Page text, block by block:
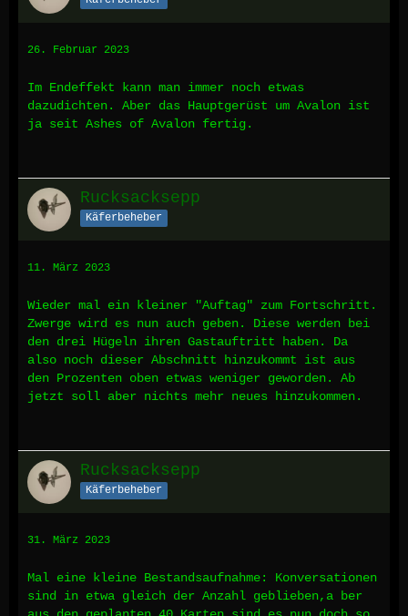
26. Februar 2023
Im Endeffekt kann man immer noch etwas
dazudichten. Aber das Hauptgerüst um Avalon ist
ja seit Ashes of Avalon fertig.
Rucksacksepp
Käferbeheber
11. März 2023
Wieder mal ein kleiner "Auftag" zum Fortschritt.
Zwerge wird es nun auch geben. Diese werden bei
den drei Hügeln ihren Gastauftritt haben. Da
also noch dieser Abschnitt hinzukommt ist aus
den Prozenten oben etwas weniger geworden. Ab
jetzt soll aber nichts mehr neues hinzukommen.
Rucksacksepp
Käferbeheber
31. März 2023
Mal eine kleine Bestandsaufnahme: Konversationen
sind in etwa gleich der Anzahl geblieben,a ber